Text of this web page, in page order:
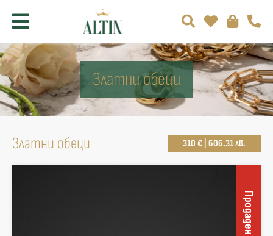
Златни обеци
Златни обеци 310 € | 606.31 лв.
Продаден